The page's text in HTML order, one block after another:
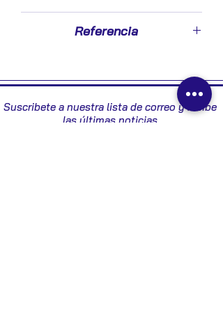
Referencia
Suscribete a nuestra lista de correo y recibe
las últimas noticias